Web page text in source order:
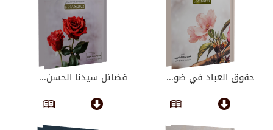
حقوق العباد في ضو... فضائل سيدنا الحسن...